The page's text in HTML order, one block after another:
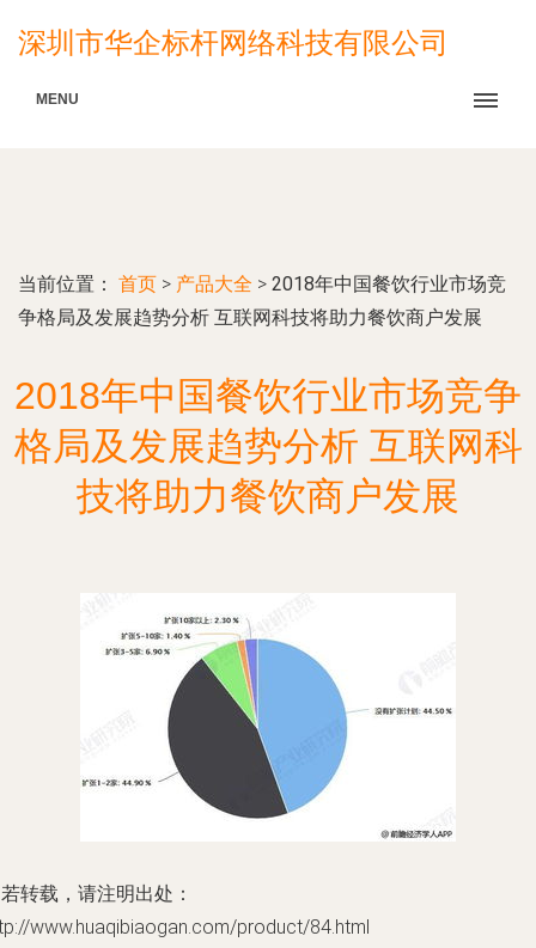
深圳市华企标杆网络科技有限公司
MENU
当前位置： 首页 > 产品大全 > 2018年中国餐饮行业市场竞
争格局及发展趋势分析 互联网科技将助力餐饮商户发展
2018年中国餐饮行业市场竞争
格局及发展趋势分析 互联网科
技将助力餐饮商户发展
转载，请注明出处：
www.huaqibiaogan.com/product/84.html